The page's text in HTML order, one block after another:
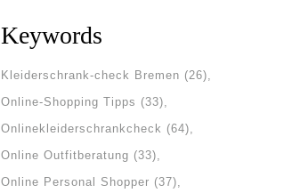
Keywords
Kleiderschrank-check Bremen (26)
Online-Shopping Tipps (33)
Onlinekleiderschrankcheck (64)
Online Outfitberatung (33)
Online Personal Shopper (37)